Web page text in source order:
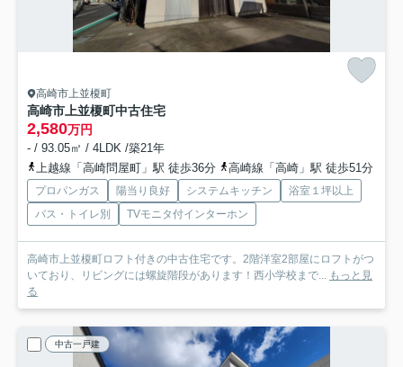
高崎市上並榎町
高崎市上並榎町中古住宅
2,580万円
- / 93.05㎡ / 4LDK /築21年
上越線「高崎問屋町」駅 徒歩36分
高崎線「高崎」駅 徒歩51分
プロパンガス 陽当り良好 システムキッチン
浴室１坪以上
バス・トイレ別
TVモニタ付インターホン
高崎市上並榎町ロフト付きの中古住宅です。2階洋室2部屋にロフトがつ
いており、リビングには螺旋階段があります！西小学校まで... もっと見
る
中古一戸建